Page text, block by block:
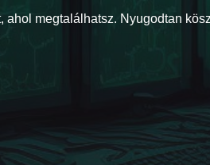
megtalálhatsz. Nyugodtan